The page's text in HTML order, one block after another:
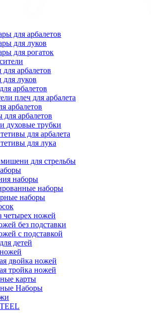
для арбалетов
для луков
для рогаток
для арбалетов
для луков
арбалетов
плеч для арбалета
арбалетов
арбалетов
духовые трубки
для арбалета
для лука
для стрельбы
наборы
наборы
наборы
четырех ножей
без подставки
с подставкой
детей
двойка ножей
тройка ножей
карты
Наборы